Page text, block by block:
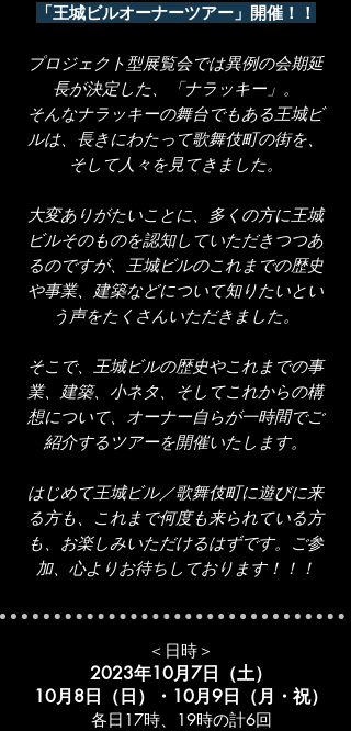
「王城ビルオーナーツアー」開催！！
プロジェクト型展覧会では異例の会期延
長が決定した、「ナラッキー」。
そんなナラッキーの舞台でもある王城ビ
ルは、長きにわたって歌舞伎町の街を、
そして人々を見てきました。
大変ありがたいことに、多くの方に王城
ビルそのものを認知していただきつつあ
るのですが、王城ビルのこれまでの歴史
や事業、建築などについて知りたいとい
う声をたくさんいただきました。
そこで、王城ビルの歴史やこれまでの事
業、建築、小ネタ、そしてこれからの構
想について、オーナー自らが一時間でご
紹介するツアーを開催いたします。
はじめて王城ビル／歌舞伎町に遊びに来
る方も、これまで何度も来られている方
も、 お楽しみいただけるはずです。
ご参
加、心よりお待ちしております！！！
＜日時＞
2023年10月7日（土）
10月8日（日）・10月9​日（月・祝）
各日17時、19時の計6回